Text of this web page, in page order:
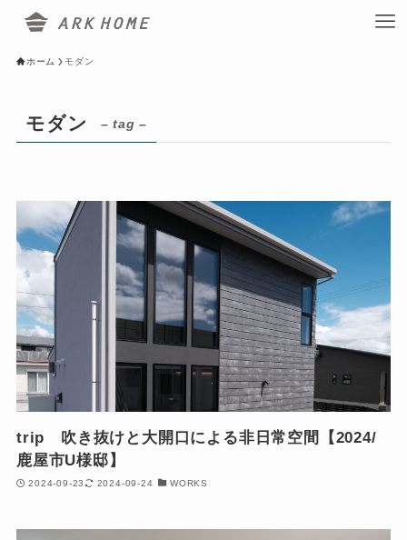
ホーム モダン
モダン – tag –
trip 吹き抜けと大開口による非日常空間【2024/
鹿屋市U様邸】
2024-09-23 2024-09-24 WORKS